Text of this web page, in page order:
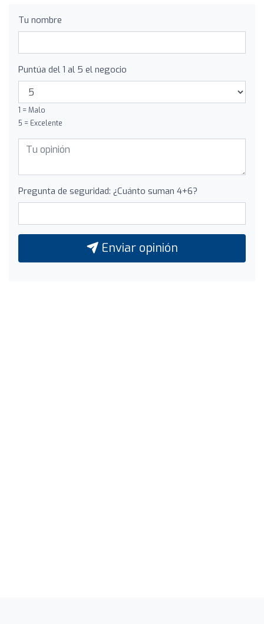
Tu nombre
Puntúa del 1 al 5 el negocio
1 = Malo
5 = Excelente
Pregunta de seguridad: ¿Cuánto suman 4+6?
Enviar opinión